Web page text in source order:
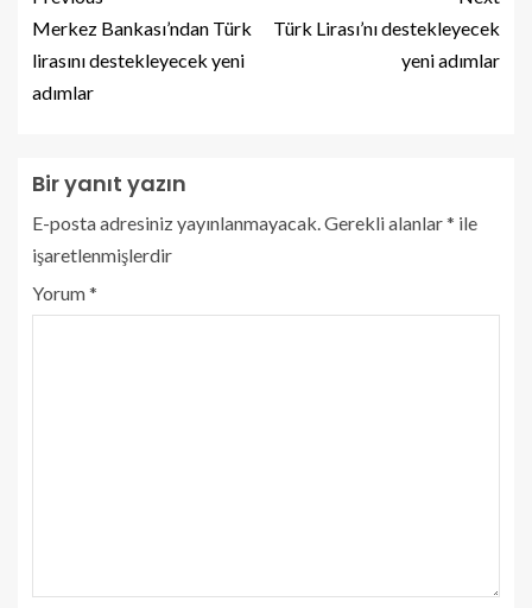
Merkez Bankası’ndan Türk
lirasını destekleyecek yeni
adımlar
Türk Lirası’nı destekleyecek
yeni adımlar
Bir yanıt yazın
E-posta adresiniz yayınlanmayacak. Gerekli alanlar* ile
işaretlenmişlerdir
Yorum*